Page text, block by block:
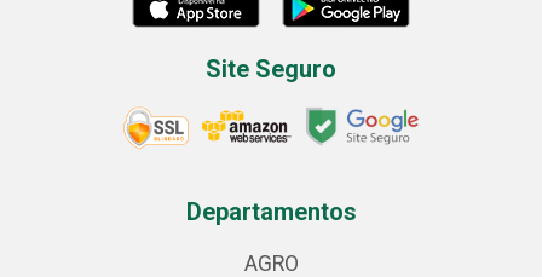
Site Seguro
Departamentos
AGRO